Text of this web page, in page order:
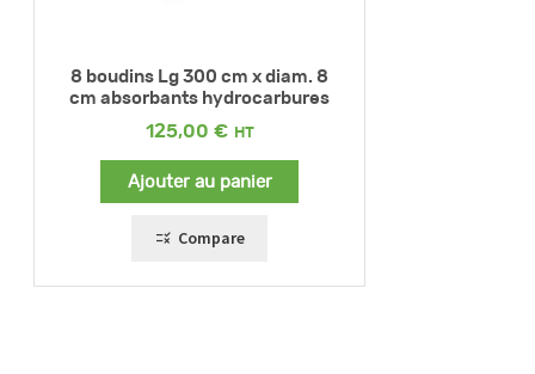
8 boudins Lg 300 cm x diam. 8
cm absorbants hydrocarbures
125,00 €
Ajouter au panier
Compare